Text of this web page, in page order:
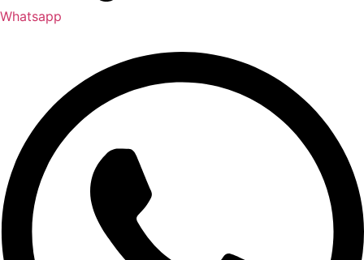
Whatsapp